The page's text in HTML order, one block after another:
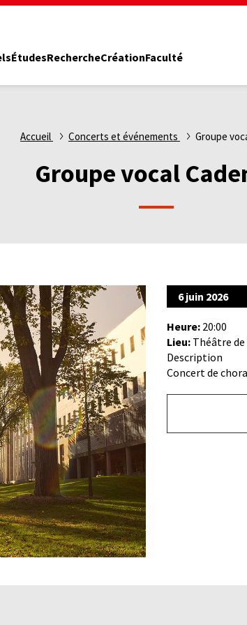
ÉtudesRechercheCréationFaculté
Accueil Concerts et événements Groupe
Groupe vocal
6 juin 2026
Heure: 20:00
Lieu: Théâtre
Description
Concert de
lien